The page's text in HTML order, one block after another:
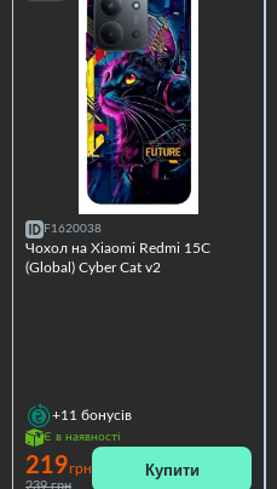
F1620038
Чохол на Xiaomi Redmi 15C
(Global) Cyber Cat v2
+11 бонусів
Є в наявності
219грн
239 грн
Купити